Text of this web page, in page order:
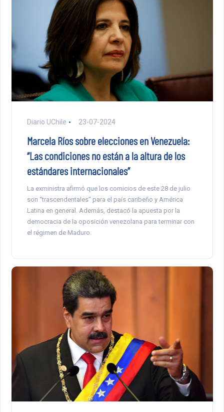
Diario UChile 23-07-2024
Marcela Ríos sobre elecciones en Venezuela:
“Las condiciones no están a la altura de los
estándares internacionales”
La exministra afirmó que los comicios de este 28 de julio
son “trascendentales” para el país caribeño y América
Latina en general. Además, destacó la apuesta por la
democracia de la oposición venezolana para terminar con
el régimen de Maduro.